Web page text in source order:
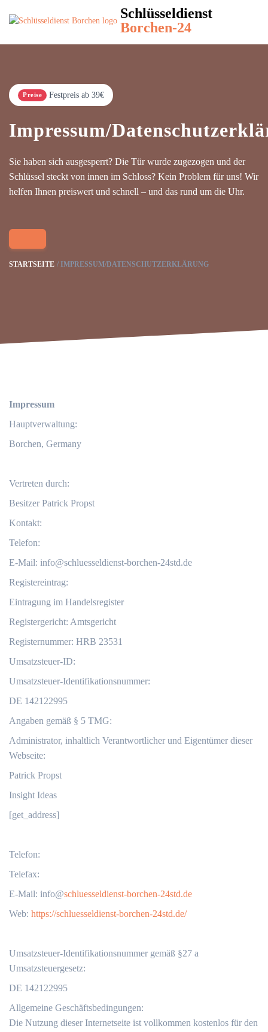
Schlüsseldienst
Borchen-24
Preise Festpreis ab 39€
Impressum/
Sie haben sich ausgesperrt? Die Tür wurde zugezogen und der
Schlüssel steckt von innen im Schloss? Kein Problem für uns! Wir
helfen Ihnen preiswert und schnell – und das rund um die Uhr.
STARTSEITE IMPRESSUM/DATENSCHUTZERKLÄRUNG
Impressum
Hauptverwaltung:
Borchen, Germany
Vertreten durch:
Besitzer Patrick Propst
Kontakt:
Telefon:
E-Mail: info@schluesseldienst-borchen-24std.de
Registereintrag:
Eintragung im Handelsregister
Registergericht: Amtsgericht
Registernummer: HRB 23531
Umsatzsteuer-ID:
Umsatzsteuer-Identifikationsnummer:
DE 142122995
Angaben gemäß § 5 TMG:
Administrator, inhaltlich Verantwortlicher und Eigentümer dieser
Webseite:
Patrick Propst
Insight Ideas
[get_address]
Telefon:
Telefax:
‬E-Mail: info@schluesseldienst-borchen-24std.de
Web: https://schluesseldienst-borchen-24std.de/
Umsatzsteuer-Identifikationsnummer gemäß §27 a
Umsatzsteuergesetz:
DE 142122995
Allgemeine Geschäftsbedingungen:
Die Nutzung dieser Internetseite ist vollkommen kostenlos für den